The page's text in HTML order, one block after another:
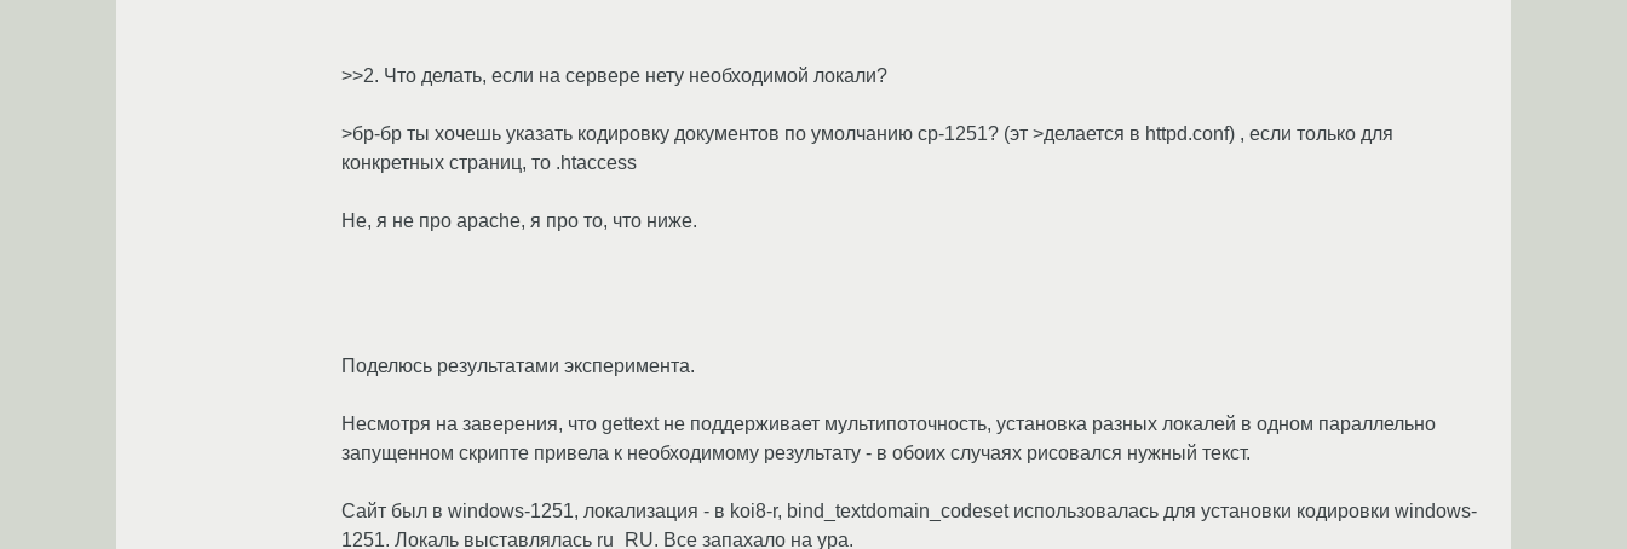
>>2. Что делать, если на сервере нету необходимой локали?
>бр-бр ты хочешь указать кодировку документов по умолчанию cp-1251? (эт >делается в httpd.conf) , если только для
конкретных страниц, то .htaccess
Не, я не про apache, я про то, что ниже.
Поделюсь результатами эксперимента.
Несмотря на заверения, что gettext не поддерживает мультипоточность, установка разных локалей в одном параллельно
запущенном скрипте привела к необходимому результату - в обоих случаях рисовался нужный текст.
Сайт был в windows-1251, локализация - в koi8-r, bind_textdomain_codeset использовалась для установки кодировки windows-
1251. Локаль выставлялась ru_RU. Все запахало на ура.